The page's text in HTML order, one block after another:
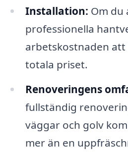
Installation: Om du
professionella
arbetskostnaden
totala priset.
Renoveringens
fullständig
väggar och golv
mer än en